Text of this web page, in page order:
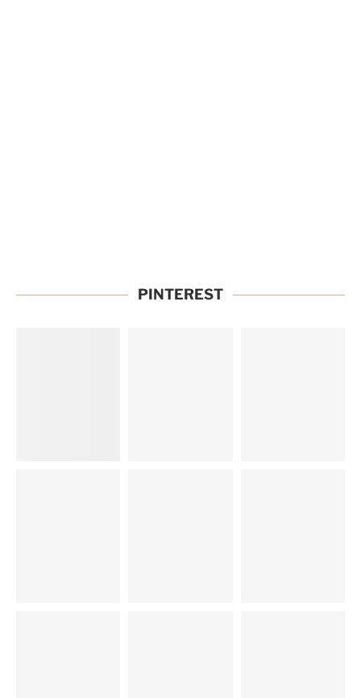
PINTEREST